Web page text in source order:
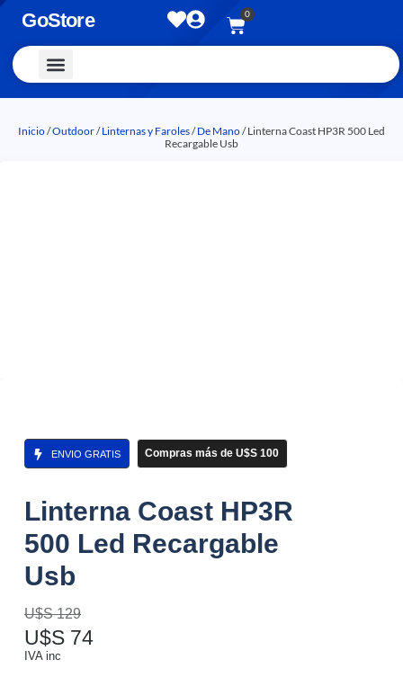
GoStore 0
Inicio/Outdoor/Linternas y Faroles/De Mano/ Linterna Coast HP3R 500 Led
Recargable Usb
ENVIO GRATIS Compras más de U$S 100
Linterna Coast HP3R
500 Led Recargable
Usb
U$S129
U$S 74
IVA inc